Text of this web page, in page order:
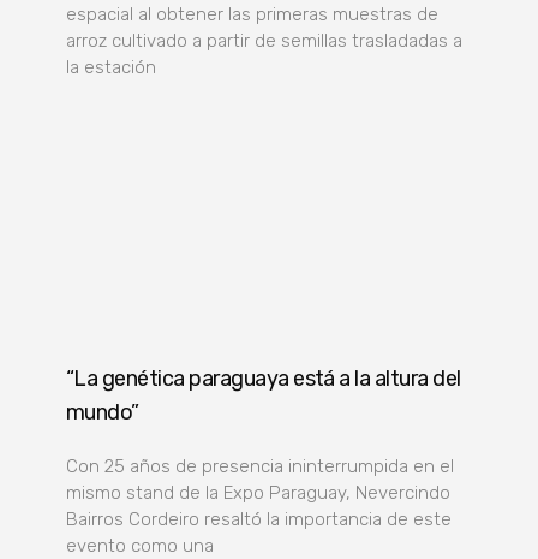
espacial al obtener las primeras muestras de
arroz cultivado a partir de semillas trasladadas a
la estación
“La genética paraguaya está a la altura del
mundo”
Con 25 años de presencia ininterrumpida en el
mismo stand de la Expo Paraguay, Nevercindo
Bairros Cordeiro resaltó la importancia de este
evento como una